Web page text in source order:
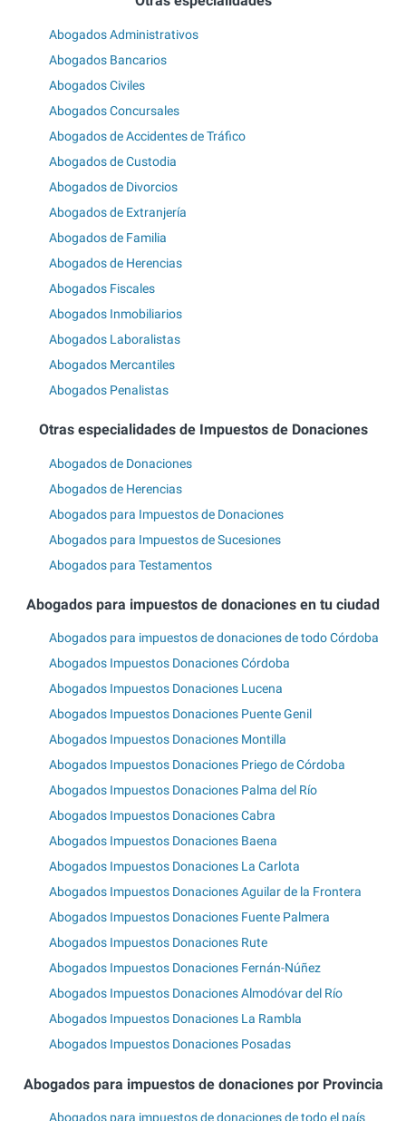
Abogados Administrativos
Abogados Bancarios
Abogados Civiles
Abogados Concursales
Abogados de Accidentes de Tráfico
Abogados de Custodia
Abogados de Divorcios
Abogados de Extranjería
Abogados de Familia
Abogados de Herencias
Abogados Fiscales
Abogados Inmobiliarios
Abogados Laboralistas
Abogados Mercantiles
Abogados Penalistas
Otras especialidades de Impuestos de Donaciones
Abogados de Donaciones
Abogados de Herencias
Abogados para Impuestos de Donaciones
Abogados para Impuestos de Sucesiones
Abogados para Testamentos
Abogados para impuestos de donaciones en tu ciudad
Abogados para impuestos de donaciones de todo Córdoba
Abogados Impuestos Donaciones Córdoba
Abogados Impuestos Donaciones Lucena
Abogados Impuestos Donaciones Puente Genil
Abogados Impuestos Donaciones Montilla
Abogados Impuestos Donaciones Priego de Córdoba
Abogados Impuestos Donaciones Palma del Río
Abogados Impuestos Donaciones Cabra
Abogados Impuestos Donaciones Baena
Abogados Impuestos Donaciones La Carlota
Abogados Impuestos Donaciones Aguilar de la Frontera
Abogados Impuestos Donaciones Fuente Palmera
Abogados Impuestos Donaciones Rute
Abogados Impuestos Donaciones Fernán-Núñez
Abogados Impuestos Donaciones Almodóvar del Río
Abogados Impuestos Donaciones La Rambla
Abogados Impuestos Donaciones Posadas
Abogados para impuestos de donaciones por Provincia
Abogados para impuestos de donaciones de todo el país